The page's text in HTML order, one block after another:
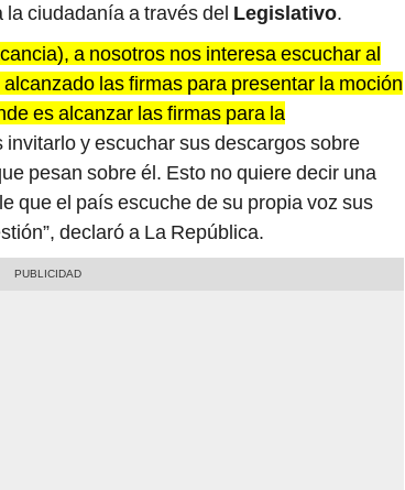
ciudadanía a través del Legislativo.
a nosotros nos interesa escuchar al
las firmas para presentar la moción
es alcanzar las firmas para la
y escuchar sus descargos sobre
pesan sobre él. Esto no quiere decir una
que el país escuche de su propia voz sus
declaró a La República.